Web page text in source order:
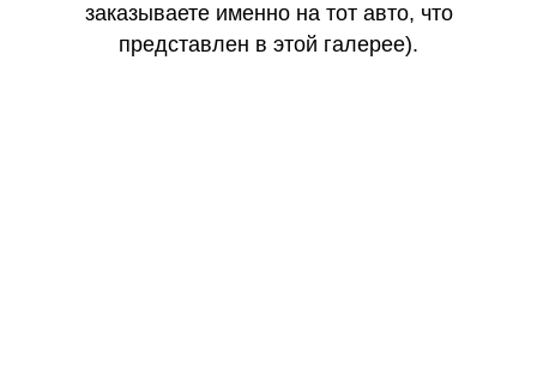
заказываете именно на тот авто, что
представлен в этой галерее).